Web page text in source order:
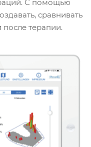
С помощью
сравнивать
терапии.